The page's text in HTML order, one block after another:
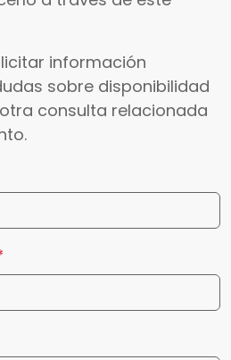
información
sobre disponibilidad
consulta relacionada